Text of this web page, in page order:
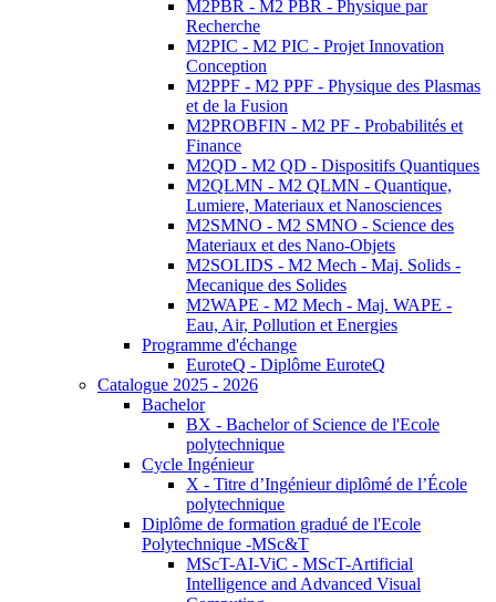
M2PBR - M2 PBR - Physique par
Recherche
M2PIC - M2 PIC - Projet Innovation
Conception
M2PPF - M2 PPF - Physique des Plasmas
et de la Fusion
M2PROBFIN - M2 PF - Probabilités et
Finance
M2QD - M2 QD - Dispositifs Quantiques
M2QLMN - M2 QLMN - Quantique,
Lumiere, Materiaux et Nanosciences
M2SMNO - M2 SMNO - Science des
Materiaux et des Nano-Objets
M2SOLIDS - M2 Mech - Maj. Solids -
Mecanique des Solides
M2WAPE - M2 Mech - Maj. WAPE -
Eau, Air, Pollution et Energies
Programme d'échange
EuroteQ - Diplôme EuroteQ
Catalogue 2025 - 2026
Bachelor
BX - Bachelor of Science de l'Ecole
polytechnique
Cycle Ingénieur
X - Titre d’Ingénieur diplômé de l’École
polytechnique
Diplôme de formation gradué de l'Ecole
Polytechnique -MSc&T
MScT-AI-ViC - MScT-Artificial
Intelligence and Advanced Visual